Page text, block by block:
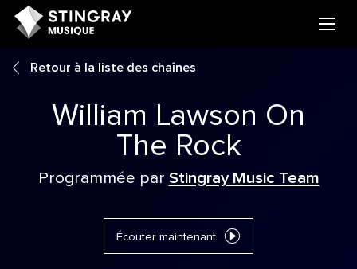
Retour à la liste des chaînes
William Lawson On
The Rock
Programmée par Stingray Music Team
Écouter maintenant